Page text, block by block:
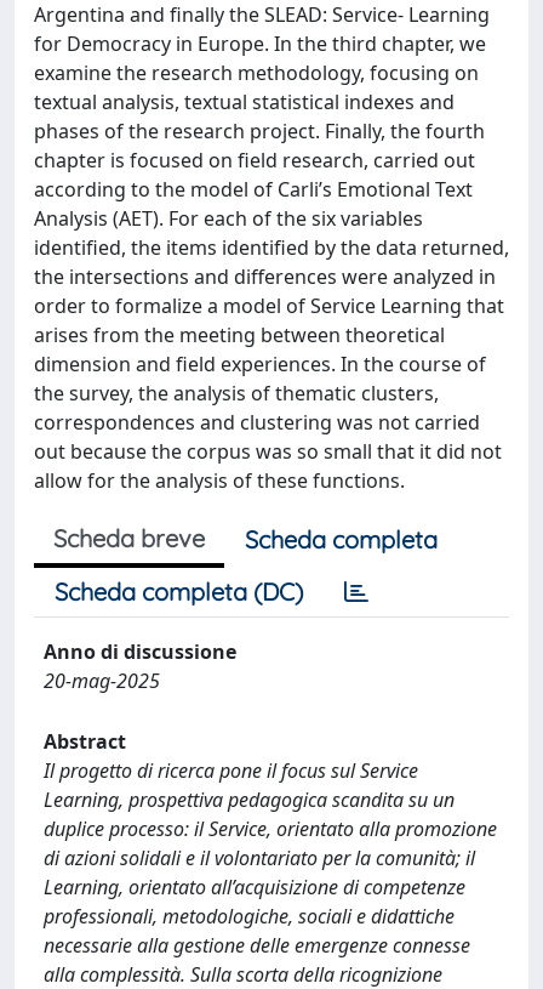
Argentina and finally the SLEAD: Service- Learning
for Democracy in Europe. In the third chapter, we
examine the research methodology, focusing on
textual analysis, textual statistical indexes and
phases of the research project. Finally, the fourth
chapter is focused on field research, carried out
according to the model of Carli’s Emotional Text
Analysis (AET). For each of the six variables
identified, the items identified by the data returned,
the intersections and differences were analyzed in
order to formalize a model of Service Learning that
arises from the meeting between theoretical
dimension and field experiences. In the course of
the survey, the analysis of thematic clusters,
correspondences and clustering was not carried
out because the corpus was so small that it did not
allow for the analysis of these functions.
Scheda breve
Scheda completa
Scheda completa (DC)
Anno di discussione
20-mag-2025
Abstract
Il progetto di ricerca pone il focus sul Service
Learning, prospettiva pedagogica scandita su un
duplice processo: il Service, orientato alla promozione
di azioni solidali e il volontariato per la comunità; il
Learning, orientato all’acquisizione di competenze
professionali, metodologiche, sociali e didattiche
necessarie alla gestione delle emergenze connesse
alla complessità. Sulla scorta della ricognizione